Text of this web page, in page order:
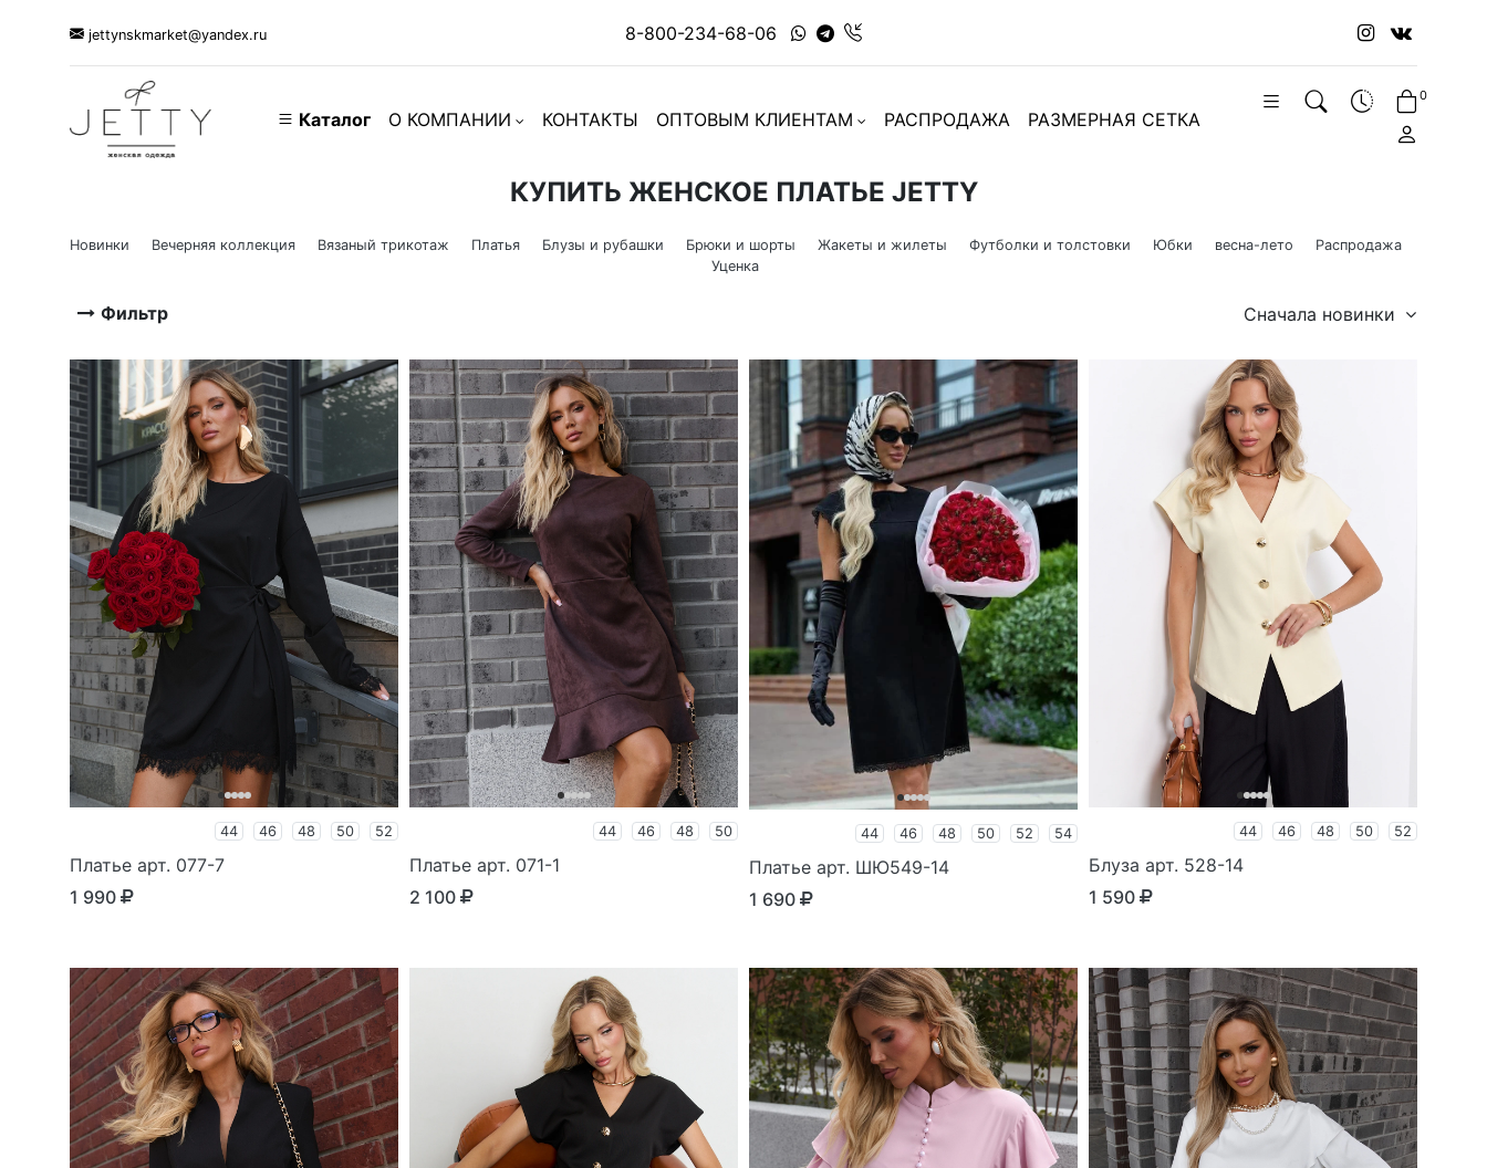
jettynskmarket@yandex.ru 8-800-234-68-06
Каталог О КОМПАНИИ КОНТАКТЫ ОПТОВЫМ КЛИЕНТАМ РАСПРОДАЖА РАЗМЕРНАЯ СЕТКА
0
КУПИТЬ ЖЕНСКОЕ ПЛАТЬЕ JETTY
Новинки Вечерняя коллекция Вязаный трикотаж Платья Блузы и рубашки Брюки и шорты Жакеты и жилеты Футболки и толстовки Юбки весна-лето
Распродажа
Уценка
Фильтр Сначала новинки
44 46 48 50 52
Платье арт. 077-7
1 990
44 46 48 50
Платье арт. 071-1
2 100
44 46 48 50 52 54
Платье арт. ШЮ549-14
1 690
44 46 48 50 52
Блуза арт. 528-14
1 590